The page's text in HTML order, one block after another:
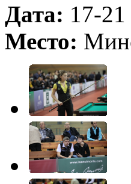
Дата: 17-21
Место: